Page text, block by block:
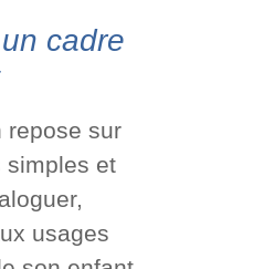
cadre
repose sur
simples et
usages